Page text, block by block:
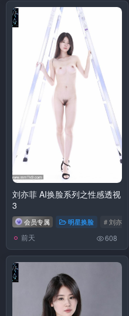
刘亦菲 AI换脸系列之性感透视
3
会员专属 明星换脸 # 刘亦菲
前天 608